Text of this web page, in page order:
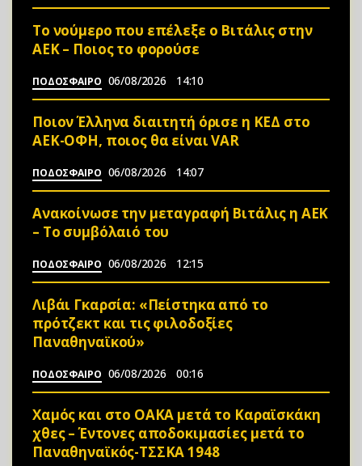
Το νούμερο που επέλεξε ο Βιτάλις στην
ΑΕΚ – Ποιος το φορούσε
ΠΟΔΟΣΦΑΙΡΟ 06/08/2026 14:10
Ποιον Έλληνα διαιτητή όρισε η ΚΕΔ στο
ΑΕΚ-ΟΦΗ, ποιος θα είναι VAR
ΠΟΔΟΣΦΑΙΡΟ 06/08/2026 14:07
Ανακοίνωσε την μεταγραφή Βιτάλις η ΑΕΚ
– Το συμβόλαιό του
ΠΟΔΟΣΦΑΙΡΟ 06/08/2026 12:15
Λιβάι Γκαρσία: «Πείστηκα από το
πρότζεκτ και τις φιλοδοξίες
Παναθηναϊκού»
ΠΟΔΟΣΦΑΙΡΟ 06/08/2026 00:16
Χαμός και στο ΟΑΚΑ μετά το Καραϊσκάκη
χθες – Έντονες αποδοκιμασίες μετά το
Παναθηναϊκός-ΤΣΣΚΑ 1948